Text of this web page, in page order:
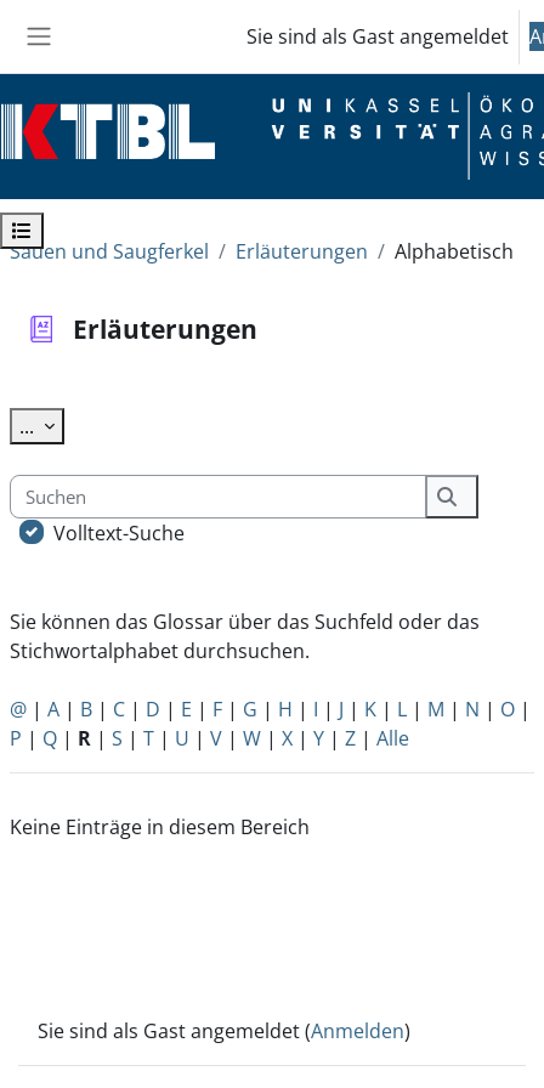
Sie sind als Gast angemeldet
Kursindex öffnen
Sauen und Saugferkel
Erläuterungen Alphabetisch
Erläuterungen
... Einträge exportieren
Suchen
Suchen
Volltext-Suche
Sie können das Glossar über das Suchfeld oder das
Stichwortalphabet durchsuchen.
@ | A | B | C | D | E | F | G | H | I | J | K | L | M | N | O |
P | Q | R | S | T | U | V | W | X | Y | Z | Alle
Keine Einträge in diesem Bereich
Sie sind als Gast angemeldet (Anmelden)